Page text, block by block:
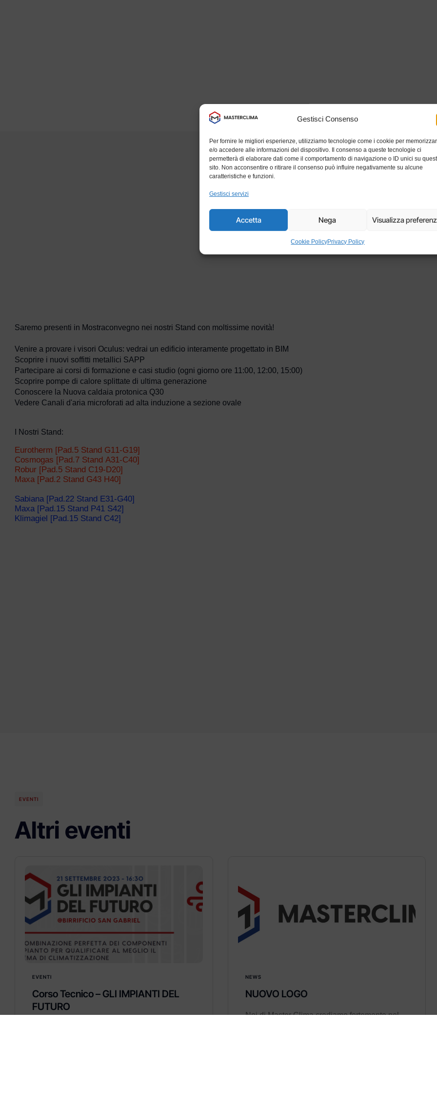
Gestisci Consenso
Per fornire le migliori esperienze, utilizziamo tecnologie come i cookie per
e/o accedere alle informazioni del dispositivo. Il consenso a queste tecnologie ci
permetterà di elaborare dati come il comportamento di navigazione o ID unici su
sito. Non acconsentire o ritirare il consenso può influire negativamente su alcune
caratteristiche e funzioni.
Gestisci servizi
Accetta Nega Visualizza
Cookie PolicyPrivacy Policy
Saremo presenti in Mostraconvegno nei nostri Stand con moltissime novità!
Venire a provare i visori Oculus: vedrai un edificio interamente progettato in BIM
Scoprire i nuovi soffitti metallici SAPP
Partecipare ai corsi di formazione e casi studio (ogni giorno ore 11:00, 12:00, 15:00)
Scoprire pompe di calore splittate di ultima generazione
Conoscere la Nuova caldaia protonica Q30
Vedere Canali d'aria microforati ad alta induzione a sezione ovale
I Nostri Stand:
Eurotherm [Pad.5 Stand G11-G19]
Cosmogas [Pad.7 Stand A31-C40]
Robur [Pad.5 Stand C19-D20]
Maxa [Pad.2 Stand G43 H40]
Sabiana [Pad.22 Stand E31-G40]
Maxa [Pad.15 Stand P41 S42]
Klimagiel [Pad.15 Stand C42]
EVENTI
Altri eventi
EVENTI
Corso Tecnico – GLI IMPIANTI DEL
FUTURO
NEWS
NUOVO LOGO
Noi di Master Clima crediamo fortemente nel